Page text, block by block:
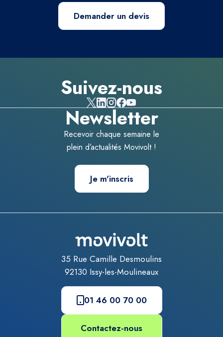
Demander un devis
Suivez-nous
Newsletter
Recevoir chaque semaine le
plein d’actualités Movivolt !
Je m'inscris
35 Rue Camille Desmoulins
92130 Issy-les-Moulineaux
01 46 00 70 00
Contactez-nous